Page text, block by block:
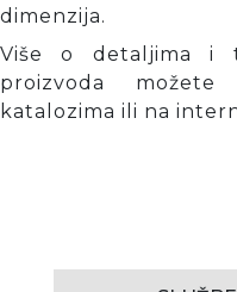
dimenzija.
Više o detaljima i
proizvoda
katalozima ili na